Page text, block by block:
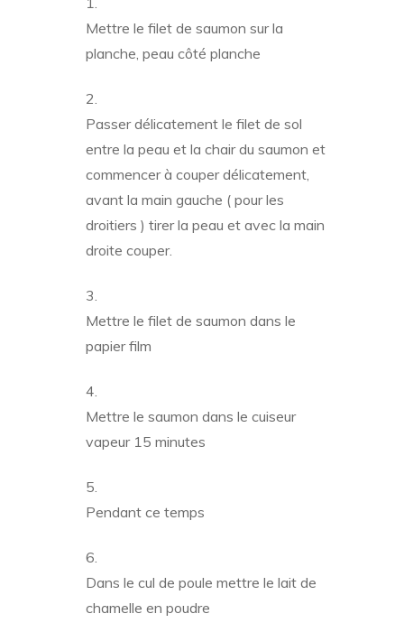
Mettre le filet de saumon sur la
planche, peau côté planche
Passer délicatement le filet de sol
entre la peau et la chair du saumon et
commencer à couper délicatement,
avant la main gauche ( pour les
droitiers ) tirer la peau et avec la main
droite couper.
Mettre le filet de saumon dans le
papier film
Mettre le saumon dans le cuiseur
vapeur 15 minutes
Pendant ce temps
Dans le cul de poule mettre le lait de
chamelle en poudre